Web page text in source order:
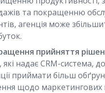
та покращенню
агенція може
прийняття
які надає CRM-система,
приймати більш
щодо маркетингових